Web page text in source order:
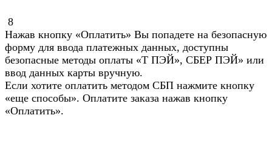
8
Нажав кнопку «Оплатить» Вы попадете на безопасную
форму для ввода платежных данных, доступны
безопасные методы оплаты «Т ПЭЙ», СБЕР ПЭЙ» или
ввод данных карты вручную.
Если хотите оплатить методом СБП нажмите кнопку
«еще способы». Оплатите заказа нажав кнопку
«Оплатить».